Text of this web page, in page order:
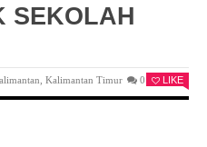
SEKOLAH
,Kalimantan Timur 0 LIKE